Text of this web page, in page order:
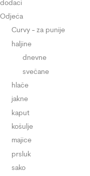
dodaci
Odjeća
Curvy - za punije
haljine
dnevne
svečane
hlače
jakne
kaput
košulje
majice
prsluk
sako